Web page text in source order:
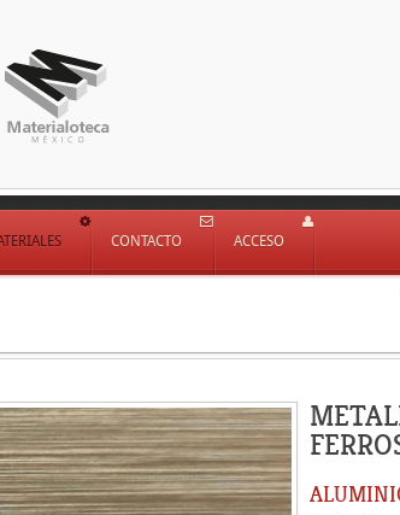
CONTACTO ACCESO